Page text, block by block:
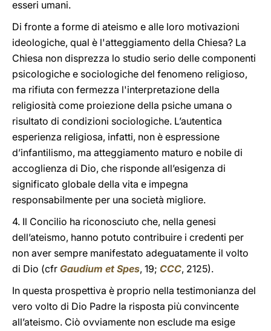
esseri umani.
Di fronte a forme di ateismo e alle loro motivazioni
ideologiche, qual è l'atteggiamento della Chiesa? La
Chiesa non disprezza lo studio serio delle componenti
psicologiche e sociologiche del fenomeno religioso,
ma rifiuta con fermezza l'interpretazione della
religiosità come proiezione della psiche umana o
risultato di condizioni sociologiche. L’autentica
esperienza religiosa, infatti, non è espressione
d’infantilismo, ma atteggiamento maturo e nobile di
accoglienza di Dio, che risponde all’esigenza di
significato globale della vita e impegna
responsabilmente per una società migliore.
4. Il Concilio ha riconosciuto che, nella genesi
dell’ateismo, hanno potuto contribuire i credenti per
non aver sempre manifestato adeguatamente il volto
di Dio (cfr Gaudium et Spes, 19; CCC, 2125).
In questa prospettiva è proprio nella testimonianza del
vero volto di Dio Padre la risposta più convincente
all’ateismo. Ciò ovviamente non esclude ma esige